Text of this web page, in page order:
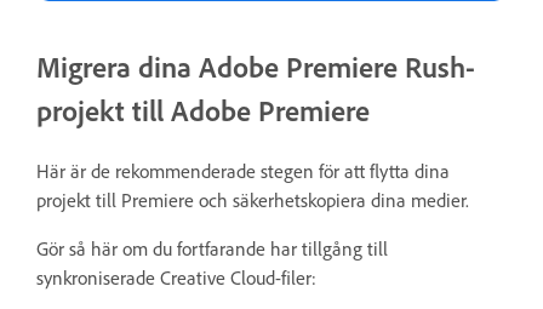
Migrera dina Adobe Premiere Rush-
projekt till Adobe Premiere
Här är de rekommenderade stegen för att flytta dina
projekt till Premiere och säkerhetskopiera dina medier.
Gör så här om du fortfarande har tillgång till
synkroniserade Creative Cloud-filer: